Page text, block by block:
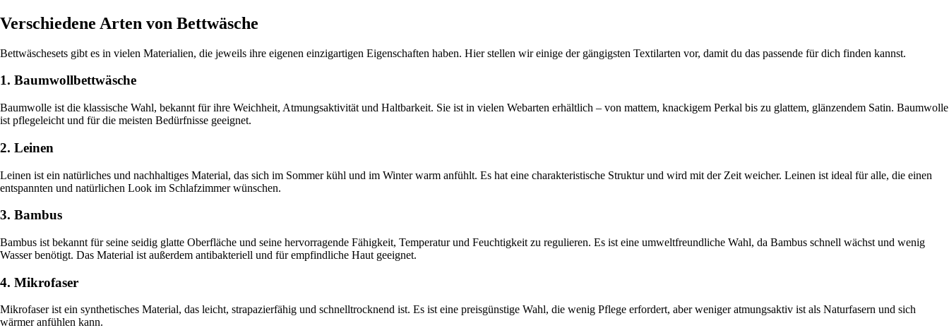
Verschiedene Arten von Bettwäsche
Bettwäschesets gibt es in vielen Materialien, die jeweils ihre eigenen einzigartigen Eigenschaften haben. Hier stellen wir einige der gängigsten Textilarten vor, damit du das passende für dich finden kannst.
1. Baumwollbettwäsche
Baumwolle ist die klassische Wahl, bekannt für ihre Weichheit, Atmungsaktivität und Haltbarkeit. Sie ist in vielen Webarten erhältlich – von mattem, knackigem Perkal bis zu glattem, glänzendem Satin. Baumwolle
ist pflegeleicht und für die meisten Bedürfnisse geeignet.
2. Leinen
Leinen ist ein natürliches und nachhaltiges Material, das sich im Sommer kühl und im Winter warm anfühlt. Es hat eine charakteristische Struktur und wird mit der Zeit weicher. Leinen ist ideal für alle, die einen
entspannten und natürlichen Look im Schlafzimmer wünschen.
3. Bambus
Bambus ist bekannt für seine seidig glatte Oberfläche und seine hervorragende Fähigkeit, Temperatur und Feuchtigkeit zu regulieren. Es ist eine umweltfreundliche Wahl, da Bambus schnell wächst und wenig
Wasser benötigt. Das Material ist außerdem antibakteriell und für empfindliche Haut geeignet.
4. Mikrofaser
Mikrofaser ist ein synthetisches Material, das leicht, strapazierfähig und schnelltrocknend ist. Es ist eine preisgünstige Wahl, die wenig Pflege erfordert, aber weniger atmungsaktiv ist als Naturfasern und sich
wärmer anfühlen kann.